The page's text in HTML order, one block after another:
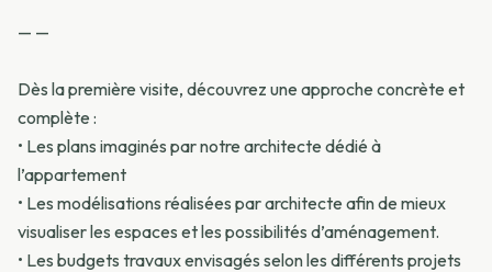
— —
Dès la première visite, découvrez une approche concrète et
complète :
•⁠ ⁠Les plans imaginés par notre architecte dédié à
l’appartement
•⁠ ⁠Les modélisations réalisées par architecte afin de mieux
visualiser les espaces et les possibilités d’aménagement.
•⁠ ⁠Les budgets travaux envisagés selon les différents projets